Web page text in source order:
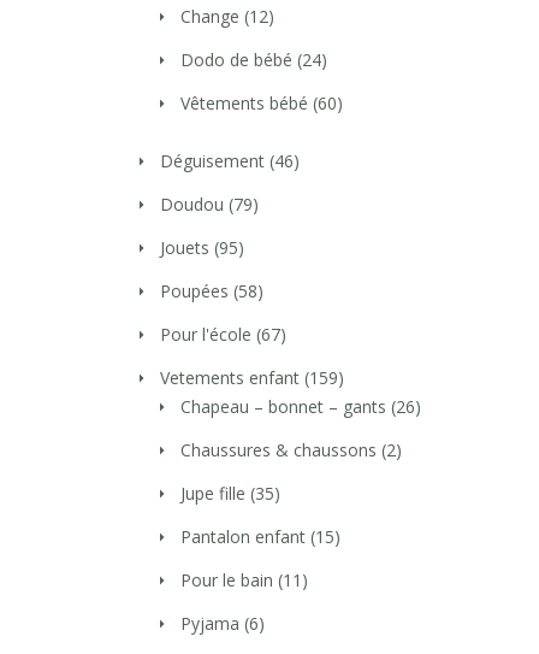
Change (12)
Dodo de bébé (24)
Vêtements bébé (60)
Déguisement (46)
Doudou (79)
Jouets (95)
Poupées (58)
Pour l'école (67)
Vetements enfant (159)
Chapeau – bonnet – gants (26)
Chaussures & chaussons (2)
Jupe fille (35)
Pantalon enfant (15)
Pour le bain (11)
Pyjama (6)